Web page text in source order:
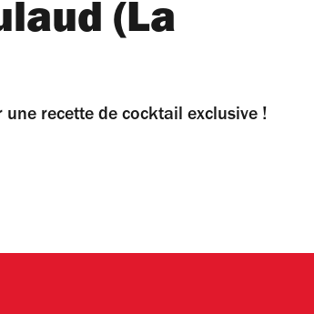
(La
recette de cocktail exclusive !